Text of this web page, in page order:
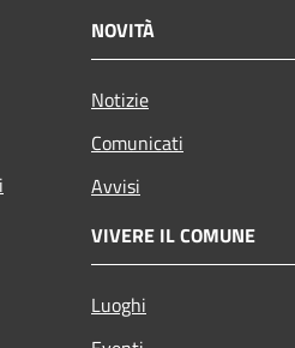
NOVITÀ
Notizie
Comunicati
Avvisi
VIVERE IL COMUNE
Luoghi